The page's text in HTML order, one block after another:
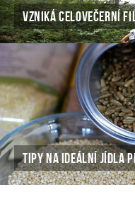
VZNIKÁ CELOVEČERNÍ
TIPY NA IDEÁLNÍ JÍDLA